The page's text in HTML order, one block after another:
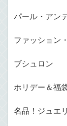
パール・アン
ファッション
ブシュロン
ホリデー＆福
名品！ジュエ